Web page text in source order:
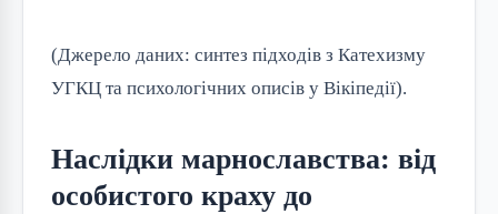
(Джерело даних: синтез підходів з Катехизму
УГКЦ та психологічних описів у Вікіпедії).
Наслідки марнославства: від
особистого краху до